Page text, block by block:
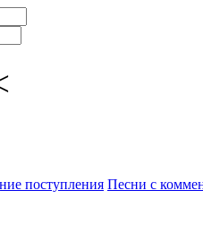
поступления Песни с